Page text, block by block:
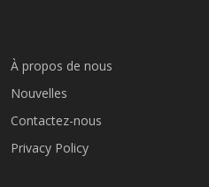
À propos de nous
Nouvelles
Contactez-nous
Privacy Policy